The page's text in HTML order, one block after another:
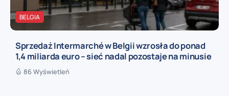
BELGIA
Sprzedaż Intermarché w Belgii wzrosła do ponad
1,4 miliarda euro – sieć nadal pozostaje na minusie
86 Wyświetleń